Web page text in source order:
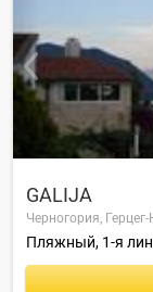
GALIJA
Черногория,
Пляжный, 1-я